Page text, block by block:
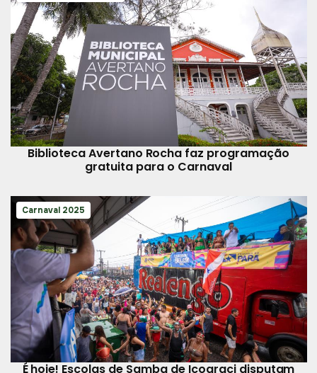
Biblioteca Avertano Rocha faz programação
gratuita para o Carnaval
Carnaval 2025
É hoje! Escolas de Samba de Icoaraci disputam